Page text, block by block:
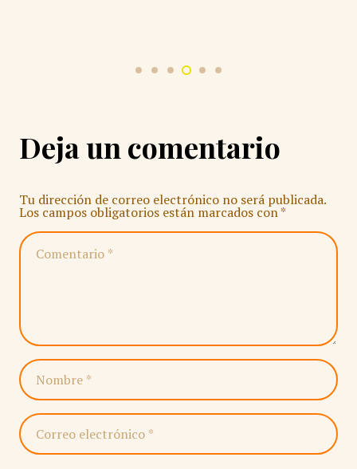
Deja un comentario
Tu dirección de correo electrónico no será publicada.
Los campos obligatorios están marcados con*